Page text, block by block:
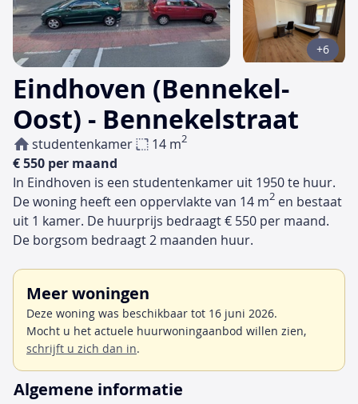
Eindhoven (Bennekel-
Oost) - Bennekelstraat
studentenkamer 14 m2
€ 550 per maand
+6
In Eindhoven is een studentenkamer uit 1950 te huur.
De woning heeft een oppervlakte van 14 m2 en bestaat
uit 1 kamer. De huurprijs bedraagt € 550 per maand.
De borgsom bedraagt 2 maanden huur.
Meer woningen
Deze woning was beschikbaar tot 16 juni 2026.
Mocht u het actuele huurwoningaanbod willen zien,
schrijft u zich dan in.
Algemene informatie